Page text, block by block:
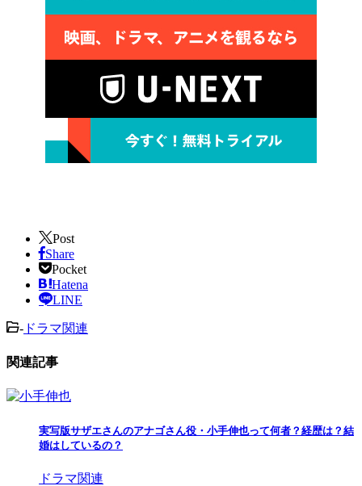
Post
Share
Pocket
Hatena
LINE
- ドラマ関連
関連記事
実写版サザエさんのアナゴさん役・小手伸也って何者？経歴は？結
婚はしているの？
ドラマ関連